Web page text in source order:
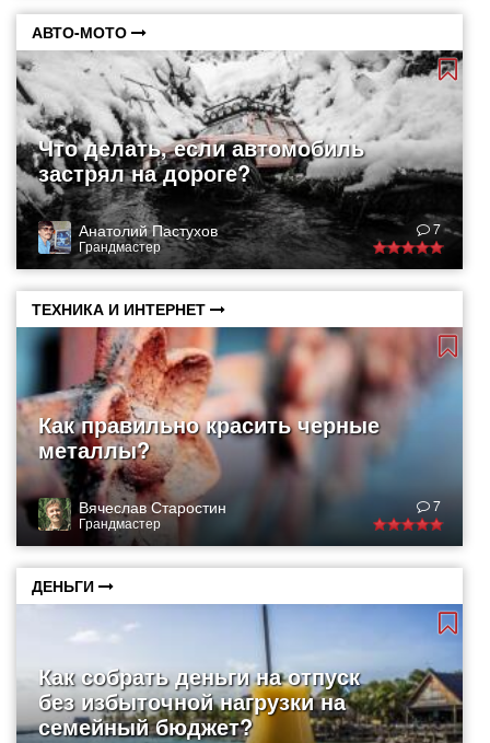
АВТО-МОТО
Что делать, если автомобиль
застрял на дороге?
Анатолий Пастухов
Грандмастер
7
ТЕХНИКА И ИНТЕРНЕТ
Как правильно красить черные
металлы?
Вячеслав Старостин
Грандмастер
7
ДЕНЬГИ
Как собрать деньги на отпуск
без избыточной нагрузки на
семейный бюджет?